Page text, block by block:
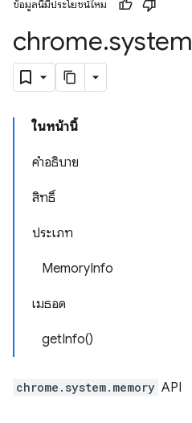
ข้อมูลนี้มีประโยชน์ไหม
chrome.system
ในหน้านี้
คำอธิบาย
สิทธิ์
ประเภท
MemoryInfo
เมธอด
getInfo()
chrome.system.memory API